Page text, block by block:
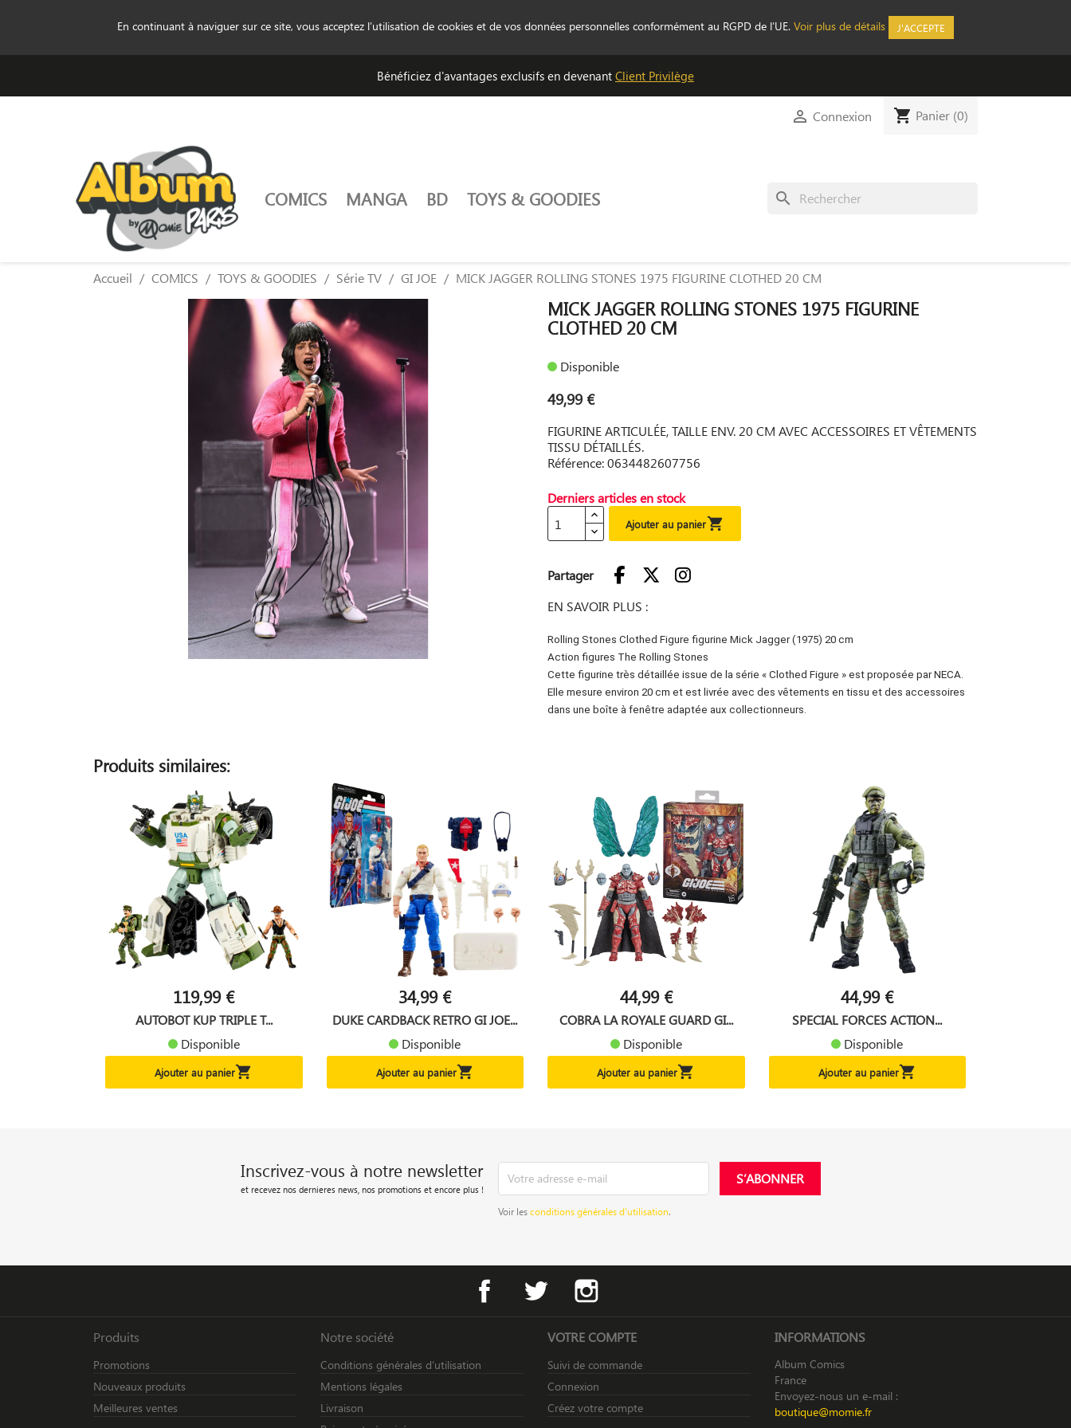
En continuant à naviguer sur ce site, vous acceptez l’utilisation de cookies et de vos données personnelles conformément au RGPD de l’UE. Voir plus de détails J'ACCEPTE
Bénéficiez d'avantages exclusifs en devenant Client Privilège
 Connexion shopping_cart Panier (0)
search
COMICS MANGA BD TOYS & GOODIES
Accueil COMICS TOYS & GOODIES Série TV GI JOE MICK JAGGER ROLLING STONES 1975 FIGURINE CLOTHED 20 CM
MICK JAGGER ROLLING STONES 1975 FIGURINE
CLOTHED 20 CM
Disponible
49,99 €
FIGURINE ARTICULÉE, TAILLE ENV. 20 CM AVEC ACCESSOIRES ET VÊTEMENTS
TISSU DÉTAILLÉS.
Référence: 0634482607756
Derniers articles en stock
Ajouter au panier
Partager
EN SAVOIR PLUS :
Rolling Stones Clothed Figure figurine Mick Jagger (1975) 20 cm
Action figures The Rolling Stones
Cette figurine très détaillée issue de la série « Clothed Figure » est proposée par NECA.
Elle mesure environ 20 cm et est livrée avec des vêtements en tissu et des accessoires
dans une boîte à fenêtre adaptée aux collectionneurs.
Produits similaires:
119,99 €
AUTOBOT KUP TRIPLE T...
Disponible
Ajouter au panier
34,99 €
DUKE CARDBACK RETRO GI JOE...
Disponible
Ajouter au panier
44,99 €
COBRA LA ROYALE GUARD GI...
Disponible
Ajouter au panier
44,99 €
SPECIAL FORCES ACTION...
Disponible
Ajouter au panier
Inscrivez-vous à notre newsletter
et recevez nos dernieres news, nos promotions et encore plus !
Voir lesconditions générales d’utilisation.
Facebook Twitter
Produits
Promotions
Nouveaux produits
Meilleures ventes
Notre société
Conditions générales d’utilisation
Mentions légales
Livraison
VOTRE COMPTE
Suivi de commande
Connexion
Créez votre compte
INFORMATIONS
Album Comics
France
Envoyez-nous un e-mail :
boutique@momie.fr